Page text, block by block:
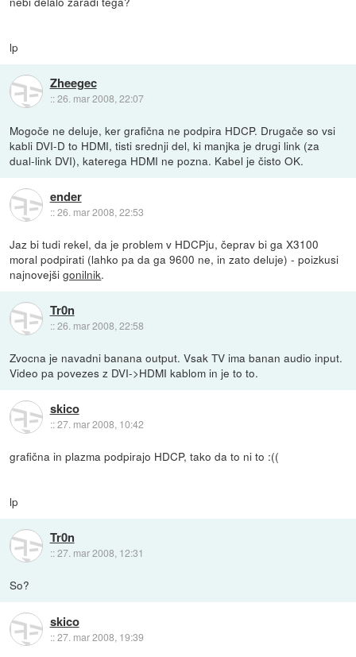
lp
Zheegec
::26. mar 2008, 22:07
Mogoče ne deluje, ker grafična ne podpira HDCP. Drugače so vsi
kabli DVI-D to HDMI, tisti srednji del, ki manjka je drugi link (za
dual-link DVI), katerega HDMI ne pozna. Kabel je čisto OK.
ender
::26. mar 2008, 22:53
Jaz bi tudi rekel, da je problem v HDCPju, čeprav bi ga X3100
moral podpirati (lahko pa da ga 9600 ne, in zato deluje) - poizkusi
najnovejšigonilnik.
Tr0n
::26. mar 2008, 22:58
Zvocna je navadni banana output. Vsak TV ima banan audio input.
Video pa povezes z DVI->HDMI kablom in je to to.
skico
::27. mar 2008, 10:42
grafična in plazma podpirajo HDCP, tako da to ni to :((
lp
Tr0n
::27. mar 2008, 12:31
So?
skico
::27. mar 2008, 19:39